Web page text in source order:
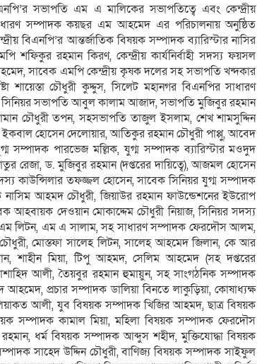
সভাপতি এম এ মালিকের সভাপতিত্বে এবং কেন্দ্রীয়
সম্পাদক কয়ছর এম আহমেদ এর পরিচালনায় অনুষ্ঠিত
বিএনপি’র আন্তর্জাতিক বিষয়ক সম্পাদক ব্যারিস্টার নাসির
শফিকুর রহমান কিরণ, কেন্দ্রীয় কার্যনির্বাহী সদস্য ফয়সল
সাবেক এমপি কেন্দ্রীয় কৃষক দলের সহ সভাপতি খন্দকার
শায়েস্তা চৌধুরী কুদ্দুস, সিলেট মহানগর বিএনপির সাধারণ
সভাপতি আবুল কালাম আজাদ, সভাপতি মুজিবুর রহমান
চৌধুরী তপন, সহসভাপতি তাজুল ইসলাম, শেখ শামসুদ্দিন
ইকবাল হোসেন দেলোয়ার, আতিকুর রহমান চৌধুরী পাপ্পু, আবেদ
সম্পাদক পারভেজ মল্লিক, যুগ্ম সম্পাদক ব্যারিস্টার মওদুদ
রেজা, ড. মুজিবুর রহমান (দপ্তরের দায়িত্বে), আজমল হোসেন
কাউন্সিলার তফজ্জল হোসেন, সাবেক সিনিয়র যুগ্ম সম্পাদক
আহমদ চৌধুরী, জিয়াউর রহমান ফাউন্ডেশনের ইউরোপ
আহবায়ক দেওয়ান মোকাদ্দেম চৌধুরী নিয়াজ, সিনিয়র সদস্য
লিটন, এম এ সালাম, সহ সাধারণ সম্পাদক ফেরদৌস আলম,
মোস্তফা সালেহ লিটন, সালেহ আহমেদ জিলান, কে আর
শাহীন মিয়া, টিপু আহমদ, সেলিম আহমেদ (সহ দপ্তরের
আলী, তৈয়বুর রহমান হুমায়ুন, সহ সাংগঠনিক সম্পাদক
প্রচার সম্পাদক ডালিয়া বিনতে লাকুড়িয়া, কোষাধ্যক্ষ
আলী, যুব বিষয়ক সম্পাদক খিজির আহমদ, ছাত্র বিষয়ক
সম্পাদক কামাল মিয়া, মহিলা বিষয়ক সম্পাদক ফেরদৌস
ধর্ম বিষয়ক সম্পাদক আব্দুস শহীদ, মুক্তিযোদ্ধা বিষয়ক
সাহেদ উদ্দিন চৌধুরী, বাণিজ্য বিষয়ক সম্পাদক সাইফুল